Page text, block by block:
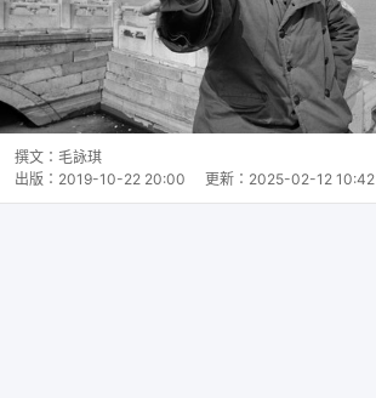
撰文： 毛詠琪
出版： 2019-10-22 20:00 更新： 2025-02-12 10:42